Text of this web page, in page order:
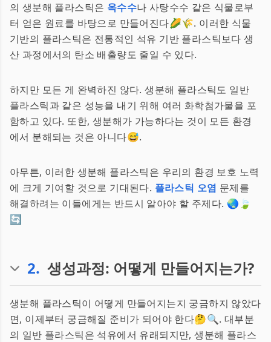
의 생분해 플라스틱은 옥수수나 사탕수수 같은 식물로부
터 얻은 원료를 바탕으로 만들어진다🌽🌾. 이러한 식물
기반의 플라스틱은 전통적인 석유 기반 플라스틱보다 생
산 과정에서의 탄소 배출량도 줄일 수 있다.
하지만 모든 게 완벽하진 않다. 생분해 플라스틱도 일반
플라스틱과 같은 성능을 내기 위해 여러 화학첨가물을 포
함하고 있다. 또한, 생분해가 가능하다는 것이 모든 환경
에서 분해되는 것은 아니다😅.
아무튼, 이러한 생분해 플라스틱은 우리의 환경 보호 노력
에 크게 기여할 것으로 기대된다. 플라스틱 오염 문제를
해결하려는 이들에게는 반드시 알아야 할 주제다. 🌏🍃
🔄
2. 생성과정: 어떻게 만들어지는가?
생분해 플라스틱이 어떻게 만들어지는지 궁금하지 않았다
면, 이제부터 궁금해질 준비가 되어야 한다🤔🔍. 대부분
의 일반 플라스틱은 석유에서 유래되지만, 생분해 플라스